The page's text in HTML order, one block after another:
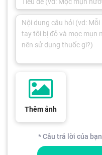
Thêm ảnh
* Câu trả lời của